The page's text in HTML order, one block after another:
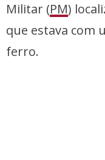
Militar (PM)
que estava com
ferro.